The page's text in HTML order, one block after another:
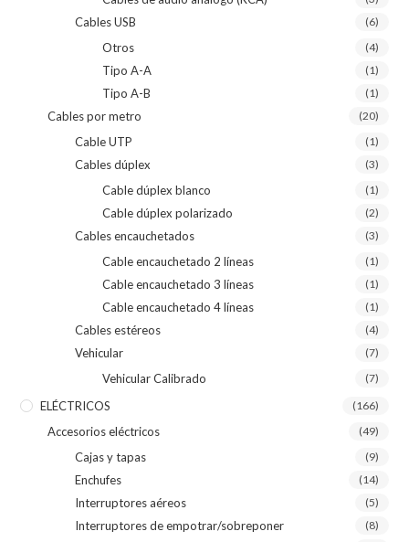
Cables USB (6)
Otros (4)
Tipo A-A (1)
Tipo A-B (1)
Cables por metro (20)
Cable UTP (1)
Cables dúplex (3)
Cable dúplex blanco (1)
Cable dúplex polarizado (2)
Cables encauchetados (3)
Cable encauchetado 2 líneas (1)
Cable encauchetado 3 líneas (1)
Cable encauchetado 4 líneas (1)
Cables estéreos (4)
Vehicular (7)
Vehicular Calibrado (7)
ELÉCTRICOS (166)
Accesorios eléctricos (49)
Cajas y tapas (9)
Enchufes (14)
Interruptores aéreos (5)
Interruptores de empotrar/sobreponer (8)